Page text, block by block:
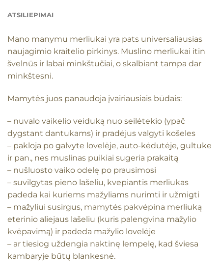
ATSILIEPIMAI
Mano manymu merliukai yra pats universaliausias
naujagimio kraitelio pirkinys. Muslino merliukai itin
švelnūs ir labai minkštučiai, o skalbiant tampa dar
minkštesni.
Mamytės juos panaudoja įvairiausiais būdais:
– nuvalo vaikelio veiduką nuo seilėtekio (ypač
dygstant dantukams) ir pradėjus valgyti košeles
– pakloja po galvyte lovelėje, auto-kėdutėje, gultuke
ir pan., nes muslinas puikiai sugeria prakaitą
– nušluosto vaiko odelę po prausimosi
– suvilgytas pieno lašeliu, kvepiantis merliukas
padeda kai kuriems mažyliams nurimti ir užmigti
– mažyliui susirgus, mamytės pakvėpina merliuką
eterinio aliejaus lašeliu (kuris palengvina mažylio
kvėpavimą) ir padeda mažylio lovelėje
– ar tiesiog uždengia naktinę lempelę, kad šviesa
kambaryje būtų blankesnė.